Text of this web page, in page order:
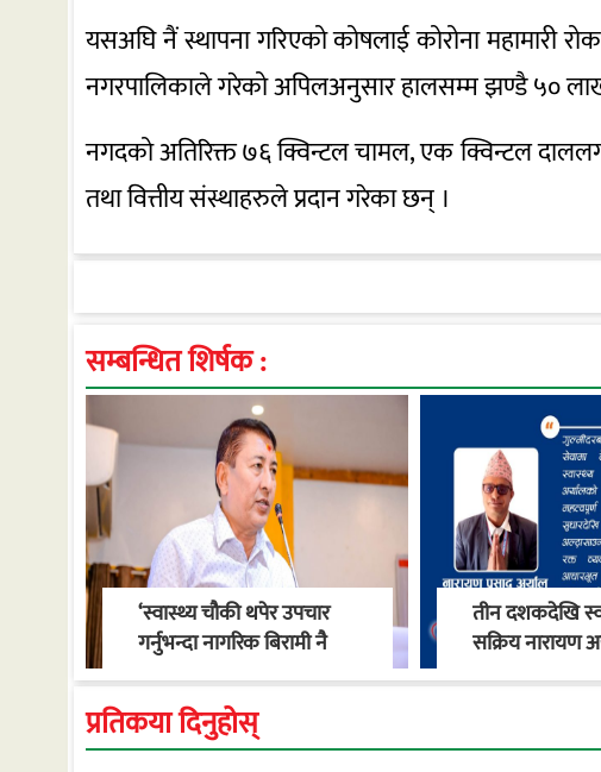
यसअघि नैं स्थापना गरिएको कोषलाई कोरोना महामारी
नगरपालिकाले गरेको अपिलअनुसार हालसम्म झण्डै ५०
नगदको अतिरिक्त ७६ क्विन्टल चामल, एक क्विन्टल
तथा वित्तीय संस्थाहरुले प्रदान गरेका छन् ।
सम्बन्धित शिर्षक :
‘स्वास्थ्य चौकी थपेर उपचार
गर्नुभन्दा नागरिक बिरामी नै
नपर्ने वातावरण बनाऔँ’ : मेयर
खाँण
तीन दशकदेखि
सक्रिय नारायण
स्वास्थ्य
प्रतिकया दिनुहोस्